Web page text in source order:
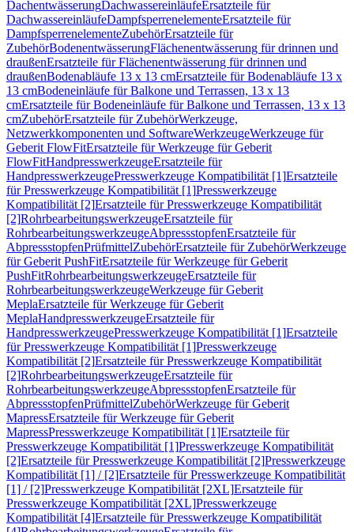
DachentwässerungDachwassereinläufeErsatzteile für
DachwassereinläufeDampfsperrenelementeErsatzteile für
DampfsperrenelementeZubehörErsatzteile für
ZubehörBodenentwässerungFlächenentwässerung für drinnen und
draußenErsatzteile für Flächenentwässerung für drinnen und
draußenBodenabläufe 13 x 13 cmErsatzteile für Bodenabläufe 13 x
13 cmBodeneinläufe für Balkone und Terrassen, 13 x 13
cmErsatzteile für Bodeneinläufe für Balkone und Terrassen, 13 x 13
cmZubehörErsatzteile für ZubehörWerkzeuge,
Netzwerkkomponenten und SoftwareWerkzeugeWerkzeuge für
Geberit FlowFitErsatzteile für Werkzeuge für Geberit
FlowFitHandpresswerkzeugeErsatzteile für
HandpresswerkzeugePresswerkzeuge Kompatibilität [1]Ersatzteile
für Presswerkzeuge Kompatibilität [1]Presswerkzeuge
Kompatibilität [2]Ersatzteile für Presswerkzeuge Kompatibilität
[2]RohrbearbeitungswerkzeugeErsatzteile für
RohrbearbeitungswerkzeugeAbpressstopfenErsatzteile für
AbpressstopfenPrüfmittelZubehörErsatzteile für ZubehörWerkzeuge
für Geberit PushFitErsatzteile für Werkzeuge für Geberit
PushFitRohrbearbeitungswerkzeugeErsatzteile für
RohrbearbeitungswerkzeugeWerkzeuge für Geberit
MeplaErsatzteile für Werkzeuge für Geberit
MeplaHandpresswerkzeugeErsatzteile für
HandpresswerkzeugePresswerkzeuge Kompatibilität [1]Ersatzteile
für Presswerkzeuge Kompatibilität [1]Presswerkzeuge
Kompatibilität [2]Ersatzteile für Presswerkzeuge Kompatibilität
[2]RohrbearbeitungswerkzeugeErsatzteile für
RohrbearbeitungswerkzeugeAbpressstopfenErsatzteile für
AbpressstopfenPrüfmittelZubehörWerkzeuge für Geberit
MapressErsatzteile für Werkzeuge für Geberit
MapressPresswerkzeuge Kompatibilität [1]Ersatzteile für
Presswerkzeuge Kompatibilität [1]Presswerkzeuge Kompatibilität
[2]Ersatzteile für Presswerkzeuge Kompatibilität [2]Presswerkzeuge
Kompatibilität [1] / [2]Ersatzteile für Presswerkzeuge Kompatibilität
[1] / [2]Presswerkzeuge Kompatibilität [2XL]Ersatzteile für
Presswerkzeuge Kompatibilität [2XL]Presswerkzeuge
Kompatibilität [4]Ersatzteile für Presswerkzeuge Kompatibilität